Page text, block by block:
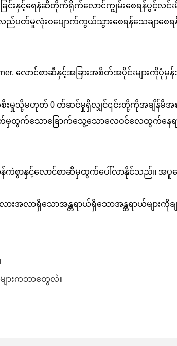
င်းနှင့်ရေနံဆီတိုက်ရိုက်လောင်ကျွမ်းစေရန်ပွင့်လင်
တ်မှုလုံးဝပျောက်ကွယ်သွားစေရန်သေချာစေရ
လောင်စာဆီနှင့်အခြားအစိတ်အပိုင်းများကို
မှုသို့မဟုတ် 0 တ်ဆင်မှုရှိလျှင်၎င်းတို့ကိုအချိန်မီအစာ
မှထွက်သောခြောက်သွေ့သောလေဝင်လေထွက်နေရ
ကဲစွာနှင့်လောင်စာဆီမှထွက်ပေါ်လာနိုင်သည်။ အပူ
းအလာရှိသောအန္တရာယ်ရှိသောအန္တရာယ်များကိုချ
ျားကဘာတွေလဲ။